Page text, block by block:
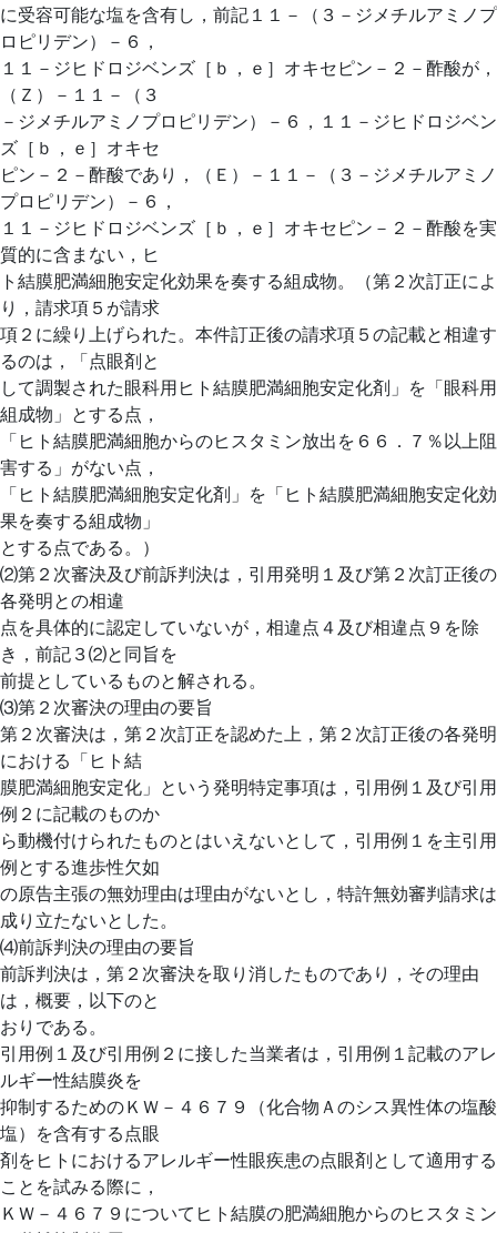
に受容可能な塩を含有し，前記１１－（３－ジメチルアミノプ
ロピリデン）－６，
１１－ジヒドロジベンズ［ｂ，ｅ］オキセピン－２－酢酸が，
（Ｚ）－１１－（３
－ジメチルアミノプロピリデン）－６，１１－ジヒドロジベン
ズ［ｂ，ｅ］オキセ
ピン－２－酢酸であり，（Ｅ）－１１－（３－ジメチルアミノ
プロピリデン）－６，
１１－ジヒドロジベンズ［ｂ，ｅ］オキセピン－２－酢酸を実
質的に含まない，ヒ
ト結膜肥満細胞安定化効果を奏する組成物。（第２次訂正によ
り，請求項５が請求
項２に繰り上げられた。本件訂正後の請求項５の記載と相違す
るのは，「点眼剤と
して調製された眼科用ヒト結膜肥満細胞安定化剤」を「眼科用
組成物」とする点，
「ヒト結膜肥満細胞からのヒスタミン放出を６６．７％以上阻
害する」がない点，
「ヒト結膜肥満細胞安定化剤」を「ヒト結膜肥満細胞安定化効
果を奏する組成物」
とする点である。）
⑵第２次審決及び前訴判決は，引用発明１及び第２次訂正後の
各発明との相違
点を具体的に認定していないが，相違点４及び相違点９を除
き，前記３⑵と同旨を
前提としているものと解される。
⑶第２次審決の理由の要旨
第２次審決は，第２次訂正を認めた上，第２次訂正後の各発明
における「ヒト結
膜肥満細胞安定化」という発明特定事項は，引用例１及び引用
例２に記載のものか
ら動機付けられたものとはいえないとして，引用例１を主引用
例とする進歩性欠如
の原告主張の無効理由は理由がないとし，特許無効審判請求は
成り立たないとした。
⑷前訴判決の理由の要旨
前訴判決は，第２次審決を取り消したものであり，その理由
は，概要，以下のと
おりである。
引用例１及び引用例２に接した当業者は，引用例１記載のアレ
ルギー性結膜炎を
抑制するためのＫＷ－４６７９（化合物Ａのシス異性体の塩酸
塩）を含有する点眼
剤をヒトにおけるアレルギー性眼疾患の点眼剤として適用する
ことを試みる際に，
ＫＷ－４６７９についてヒト結膜の肥満細胞からのヒスタミン